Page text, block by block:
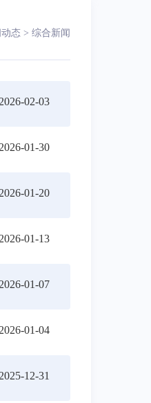
态 > 综合新闻
2026-02-03
2026-01-30
2026-01-20
2026-01-13
2026-01-07
2026-01-04
2025-12-31